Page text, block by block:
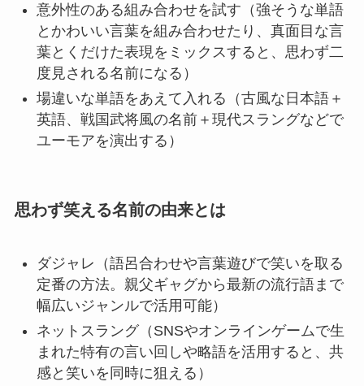
意外性のある組み合わせを試す（強そうな単語
とかわいい言葉を組み合わせたり、真面目な言
葉とくだけた表現をミックスすると、思わず二
度見される名前になる）
場違いな単語をあえて入れる（古風な日本語＋
英語、戦国武将風の名前＋現代スラングなどで
ユーモアを演出する）
思わず笑える名前の由来とは
ダジャレ（語呂合わせや言葉遊びで笑いを取る
定番の方法。親父ギャグから最新の流行語まで
幅広いジャンルで活用可能）
ネットスラング（SNSやオンラインゲームで生
まれた特有の言い回しや略語を活用すると、共
感と笑いを同時に狙える）